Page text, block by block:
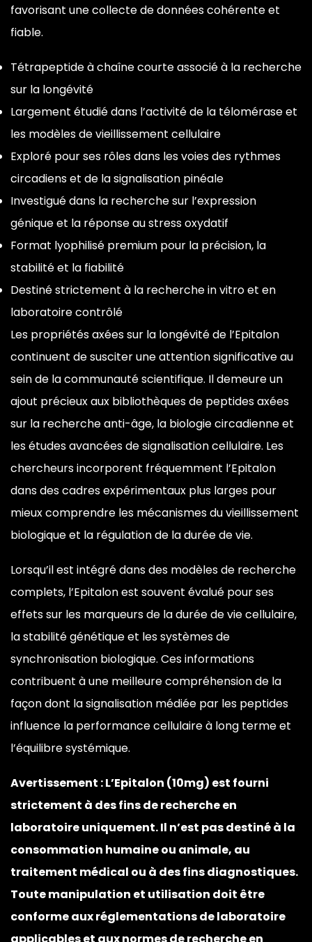
favorisant une collecte de données cohérente et
fiable.
Tétrapeptide à chaîne courte associé à la recherche
sur la longévité
Largement étudié dans l’activité de la télomérase et
les modèles de vieillissement cellulaire
Exploré pour ses rôles dans les voies des rythmes
circadiens et de la signalisation pinéale
Investigué dans la recherche sur l’expression
génique et la réponse au stress oxydatif
Format lyophilisé premium pour la précision, la
stabilité et la fiabilité
Destiné strictement à la recherche in vitro et en
laboratoire contrôlé
Les propriétés axées sur la longévité de l’Epitalon
continuent de susciter une attention significative au
sein de la communauté scientifique. Il demeure un
ajout précieux aux bibliothèques de peptides axées
sur la recherche anti-âge, la biologie circadienne et
les études avancées de signalisation cellulaire. Les
chercheurs incorporent fréquemment l’Epitalon
dans des cadres expérimentaux plus larges pour
mieux comprendre les mécanismes du vieillissement
biologique et la régulation de la durée de vie.
Lorsqu’il est intégré dans des modèles de recherche
complets, l’Epitalon est souvent évalué pour ses
effets sur les marqueurs de la durée de vie cellulaire,
la stabilité génétique et les systèmes de
synchronisation biologique. Ces informations
contribuent à une meilleure compréhension de la
façon dont la signalisation médiée par les peptides
influence la performance cellulaire à long terme et
l’équilibre systémique.
Avertissement : L’Epitalon (10mg) est fourni
strictement à des fins de recherche en
laboratoire uniquement. Il n’est pas destiné à la
consommation humaine ou animale, au
traitement médical ou à des fins diagnostiques.
Toute manipulation et utilisation doit être
conforme aux réglementations de laboratoire
applicables et aux normes de recherche en